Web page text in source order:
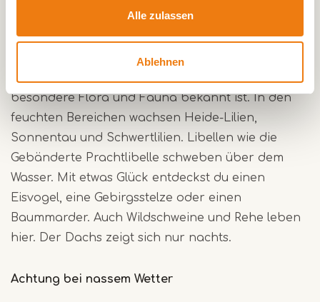
Alle zulassen
Ablehnen
Die Route führt durch eine Landschaft, die für ihre
besondere Flora und Fauna bekannt ist. In den
feuchten Bereichen wachsen Heide-Lilien,
Sonnentau und Schwertlilien. Libellen wie die
Gebänderte Prachtlibelle schweben über dem
Wasser. Mit etwas Glück entdeckst du einen
Eisvogel, eine Gebirgsstelze oder einen
Baummarder. Auch Wildschweine und Rehe leben
hier. Der Dachs zeigt sich nur nachts.
Achtung bei nassem Wetter